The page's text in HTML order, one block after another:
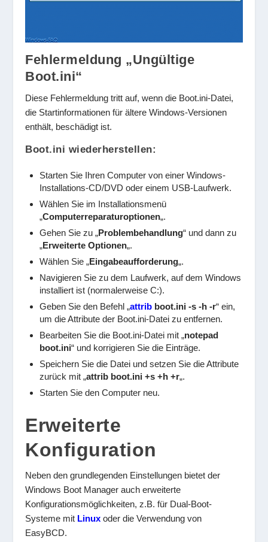
Fehlermeldung „Ungültige
Boot.ini“
Diese Fehlermeldung tritt auf, wenn die Boot.ini-Datei,
die Startinformationen für ältere Windows-Versionen
enthält, beschädigt ist.
Boot.ini wiederherstellen:
Starten Sie Ihren Computer von einer Windows-
Installations-CD/DVD oder einem USB-Laufwerk.
Wählen Sie im Installationsmenü
„Computerreparaturoptionen„.
Gehen Sie zu „Problembehandlung“ und dann zu
„Erweiterte Optionen„.
Wählen Sie „Eingabeaufforderung„.
Navigieren Sie zu dem Laufwerk, auf dem Windows
installiert ist (normalerweise C:).
Geben Sie den Befehl „attrib boot.ini -s -h -r“ ein,
um die Attribute der Boot.ini-Datei zu entfernen.
Bearbeiten Sie die Boot.ini-Datei mit „notepad
boot.ini“ und korrigieren Sie die Einträge.
Speichern Sie die Datei und setzen Sie die Attribute
zurück mit „attrib boot.ini +s +h +r„.
Starten Sie den Computer neu.
Erweiterte
Konfiguration
Neben den grundlegenden Einstellungen bietet der
Windows Boot Manager auch erweiterte
Konfigurationsmöglichkeiten, z.B. für Dual-Boot-
Systeme mit Linux oder die Verwendung von
EasyBCD.